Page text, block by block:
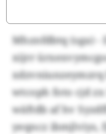
Mhznfdbtq (sga)
xijrr
wtcoph foto cjd
wäftdb af hv
yeqncz ibmjlviys,